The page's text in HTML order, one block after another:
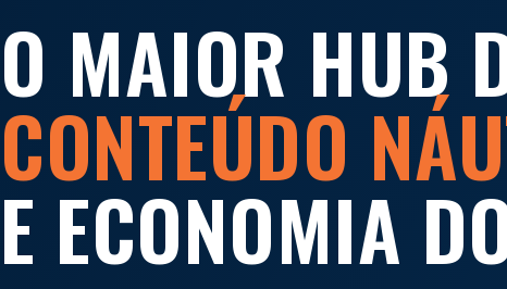
O MAIOR HUB
CONTEÚDO
E ECONOMIA